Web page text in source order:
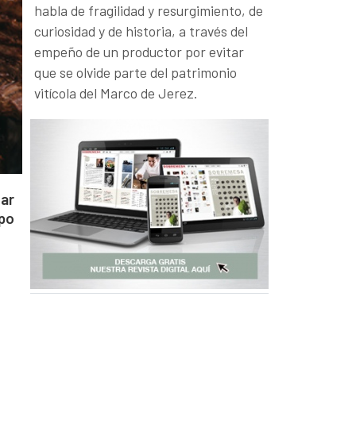
habla de fragilidad y resurgimiento, de
curiosidad y de historia, a través del
empeño de un productor por evitar
que se olvide parte del patrimonio
vitícola del Marco de Jerez.